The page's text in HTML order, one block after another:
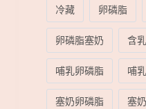
冷藏
卵磷脂
卵磷脂塞奶
含乳
哺乳卵磷脂
哺
塞奶卵磷脂
塞